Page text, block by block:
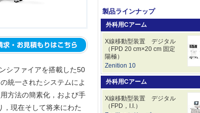
シファイアを搭載した50
統一されたシステムによ
方法の簡素化，および手
現在そして将来にわた
製品ラインナップ
外科用Cアーム
X線移動型装置 デジタル
（FPD 20 cm×20 cm 固定
陽極）
Zenition 10
外科用Cアーム
X線移動型装置 デジタル
（FPD，I.I.）